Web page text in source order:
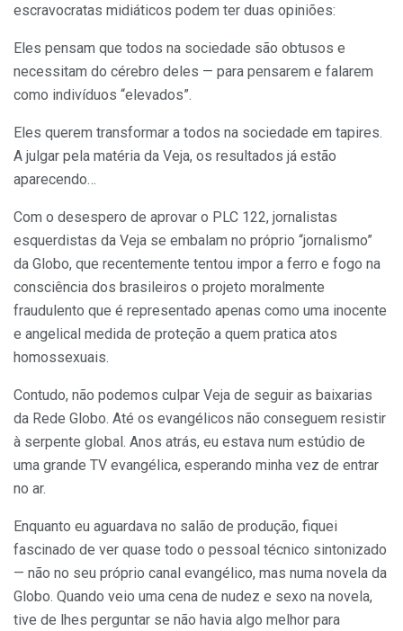
escravocratas midiáticos podem ter duas opiniões:
Eles pensam que todos na sociedade são obtusos e
necessitam do cérebro deles — para pensarem e falarem
como indivíduos “elevados”.
Eles querem transformar a todos na sociedade em tapires.
A julgar pela matéria da Veja, os resultados já estão
aparecendo…
Com o desespero de aprovar o PLC 122, jornalistas
esquerdistas da Veja se embalam no próprio “jornalismo”
da Globo, que recentemente tentou impor a ferro e fogo na
consciência dos brasileiros o projeto moralmente
fraudulento que é representado apenas como uma inocente
e angelical medida de proteção a quem pratica atos
homossexuais.
Contudo, não podemos culpar Veja de seguir as baixarias
da Rede Globo. Até os evangélicos não conseguem resistir
à serpente global. Anos atrás, eu estava num estúdio de
uma grande TV evangélica, esperando minha vez de entrar
no ar.
Enquanto eu aguardava no salão de produção, fiquei
fascinado de ver quase todo o pessoal técnico sintonizado
— não no seu próprio canal evangélico, mas numa novela da
Globo. Quando veio uma cena de nudez e sexo na novela,
tive de lhes perguntar se não havia algo melhor para